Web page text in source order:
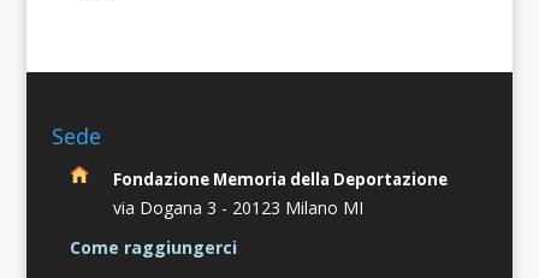
Sede
Fondazione Memoria della Deportazione
via Dogana 3 - 20123 Milano MI
Come raggiungerci